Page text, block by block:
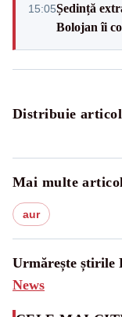
15:05Ședință
Bolojan îi
Distribuie
Mai multe
aur
Urmărește știrile
News